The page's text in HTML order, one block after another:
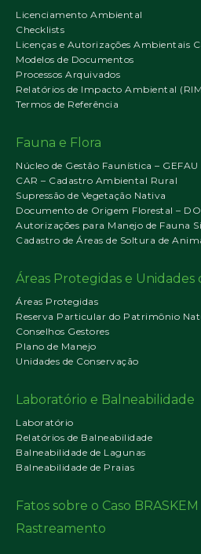
Licenciamento Ambiental
Checklists
Licenças e Autorizações Ambientais
Modelos de Documentos
Processos Arquivados
Relatórios de Impacto Ambiental
Termos de Referência
Fauna e Flora
Núcleo de Gestão Faunística – GEFAU
CAR – Cadastro Ambiental Rural
Supressão de Vegetação Nativa
Documento de Origem Florestal –
Autorizações para Manejo de Fauna
Cadastro de Áreas de Soltura de
Áreas Protegidas e Unidades
Áreas Protegidas
Reserva Particular do Patrimônio
Conselhos Gestores
Plano de Manejo
Unidades de Conservação
Laboratório e Balneabilidade
Laboratório
Relatórios de Balneabilidade
Balneabilidade de Lagunas
Balneabilidade de Praias
Fatos sobre o Caso BRASKEM
Rastreamento